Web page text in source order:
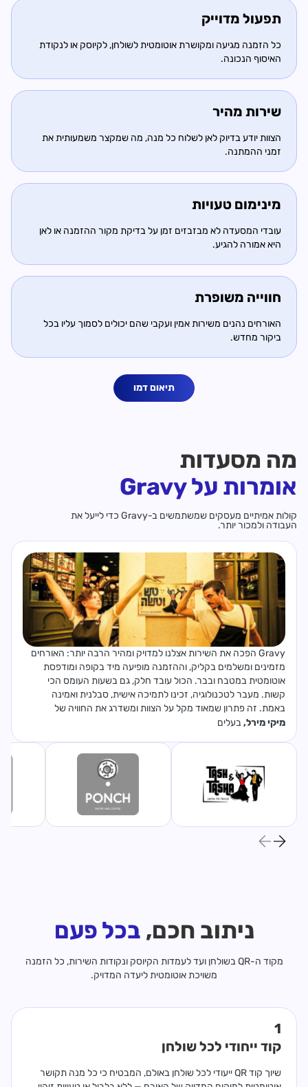
תפעול מדוייק
כל הזמנה מגיעה ומקושרת אוטומטית לשולחן, לקיוסק או לנקודת
האיסוף הנכונה.
שירות מהיר
הצוות יודע בדיוק לאן לשלוח כל מנה, מה שמקצר משמעותית את
זמני ההמתנה.
מינימום טעויות
עובדי המסעדה לא מבזבזים זמן על בדיקת מקור ההזמנה או לאן
היא אמורה להגיע.
חווייה משופרת
האורחים נהנים משירות אמין ועקבי שהם יכולים לסמוך עליו בכל
ביקור מחדש.
תיאום דמו
מה מסעדות
אומרות על Gravy
קולות אמיתיים מעסקים שמשתמשים ב-Gravy כדי לייעל את
העבודה ולמכור יותר.
Gravy הפכה את השירות אצלנו למדויק ומהיר הרבה יותר: האורחים
מזמינים ומשלמים בקליק, וההזמנה מופיעה מיד בקופה ומודפסת
אוטומטית במטבח ובבר. הכול עובד חלק, גם בשעות העומס הכי
קשות. מעבר לטכנולוגיה, זכינו לתמיכה אישית, סבלנית ואמינה
באמת. זה פתרון שמאוד מקל על הצוות ומשדרג את החוויה של
האורחים.
מיקי מירל,בעלים
ניתוב חכם, בכל פעם
מקוד ה-QR בשולחן ועד לעמדות הקיוסק ונקודות השירות, כל הזמנה
משויכת אוטומטית ליעדה המדויק.
1
קוד ייחודי לכל שולחן
שיוך קוד QR ייעודי לכל שולחן באולם, המבטיח כי כל מנה תקושר